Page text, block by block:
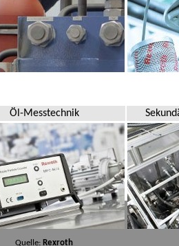
Öl-Messtechnik
Quelle: Rexroth